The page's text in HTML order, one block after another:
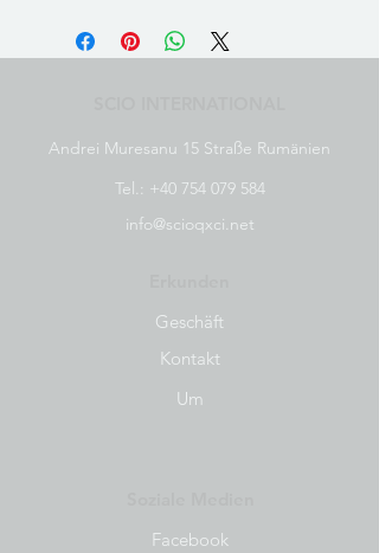
Andrei Muresanu 15 Straße Rumänien
Tel.: +40 754 079 584
info@scioqxci.net
Geschäft
Kontakt
Um
Facebook